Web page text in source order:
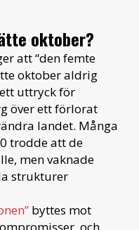
oktober?
att “den femte
oktober aldrig
uttryck för
över ett förlorat
landet. Många
trodde att de
men vaknade
strukturer
byttes mot